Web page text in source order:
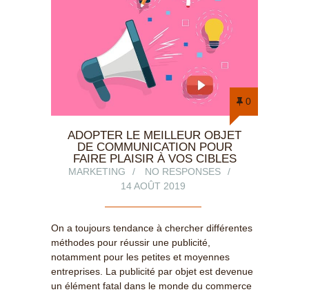
0
ADOPTER LE MEILLEUR OBJET
DE COMMUNICATION POUR
FAIRE PLAISIR À VOS CIBLES
MARKETING
NO RESPONSES
14 AOÛT 2019
On a toujours tendance à chercher différentes
méthodes pour réussir une publicité,
notamment pour les petites et moyennes
entreprises. La publicité par objet est devenue
un élément fatal dans le monde du commerce